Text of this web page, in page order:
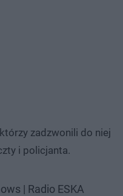
zadzwonili do niej
i policjanta.
| Radio ESKA